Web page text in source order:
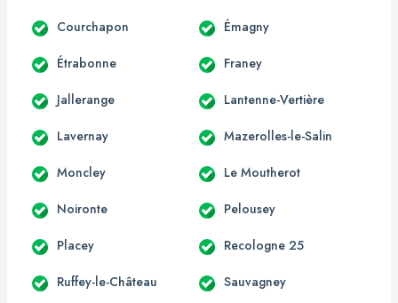
Courchapon Émagny
Étrabonne Franey
Jallerange Lantenne-Vertière
Lavernay Mazerolles-le-Salin
Moncley Le Moutherot
Noironte Pelousey
Placey Recologne 25
Ruffey-le-Château Sauvagney